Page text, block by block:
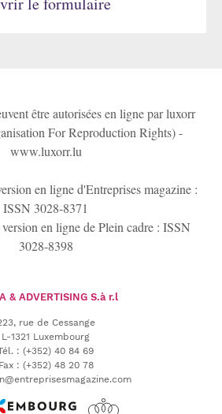
être autorisées en ligne par luxorr
For Reproduction Rights) -
www.luxorr.lu
en ligne d'Entreprises magazine :
ISSN 3028-8371
en ligne de Plein cadre : ISSN
3028-8398
& ADVERTISING S.à r.l
rue de Cessange
L-1321 Luxembourg
: (+352) 40 84 69
Fax : (+352) 48 20 78